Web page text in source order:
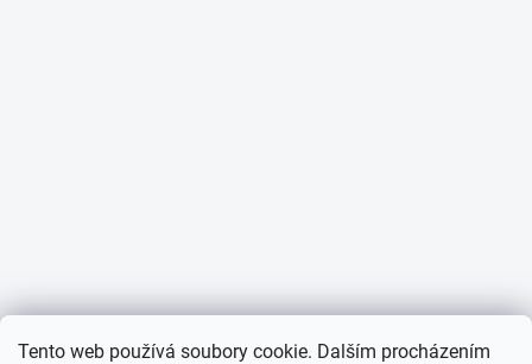
Tento web používá soubory cookie. Dalším procházením